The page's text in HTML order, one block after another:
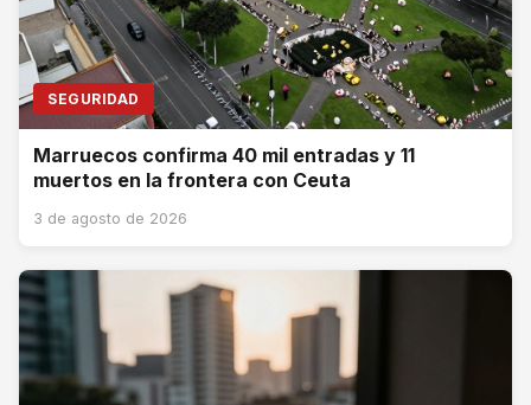
SEGURIDAD
Marruecos confirma 40 mil entradas y 11
muertos en la frontera con Ceuta
3 de agosto de 2026